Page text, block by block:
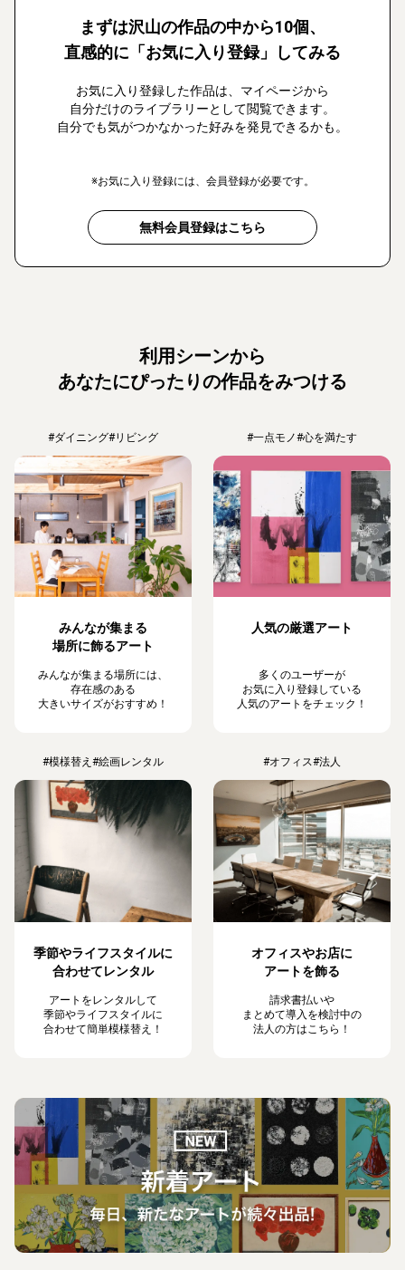
まずは沢山の作品の中から10個、
直感的に「お気に入り登録」してみる
お気に入り登録した作品は、マイページから
自分だけのライブラリーとして閲覧できます。
自分でも気がつかなかった好みを発見できるかも。
※お気に入り登録には、会員登録が必要です。
無料会員登録はこちら
利用シーンから
あなたにぴったりの作品をみつける
#ダイニング#リビング
みんなが集まる
場所に飾るアート
みんなが集まる場所には、
存在感のある
大きいサイズがおすすめ！
#一点モノ#心を満たす
人気の厳選アート
多くのユーザーが
お気に入り登録している
人気のアートをチェック！
#模様替え #絵画レンタル
季節やライフスタイルに
合わせてレンタル
アートをレンタルして
季節やライフスタイルに
合わせて簡単模様替え！
#オフィス#法人
オフィスやお店に
アートを飾る
請求書払いや
まとめて導入を検討中の
法人の方はこちら！